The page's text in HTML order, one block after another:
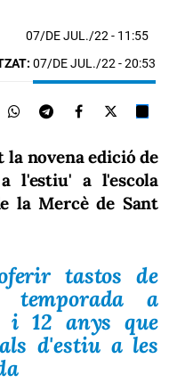
07/DE JUL./22 - 11:55
07/DE JUL./22 - 20:53
la novena edició de
l'estiu' a l'escola
la Mercè de Sant
tastos de
a
i 12 anys que
d'estiu a les